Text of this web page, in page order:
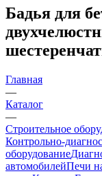
Бадья для
Главная
—
Каталог
—
Строительное
Контрольно-
оборудование
автомобилейПечи